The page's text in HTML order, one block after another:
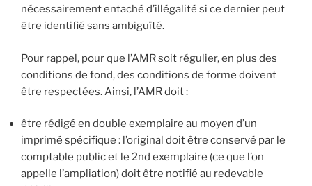
nécessairement entaché d’illégalité si ce dernier peut
être identifié sans ambiguïté.
Pour rappel, pour que l’AMR soit régulier, en plus des
conditions de fond, des conditions de forme doivent
être respectées. Ainsi, l’AMR doit :
être rédigé en double exemplaire au moyen d’un
imprimé spécifique : l’original doit être conservé par le
comptable public et le 2nd exemplaire (ce que l’on
appelle l’ampliation) doit être notifié au redevable